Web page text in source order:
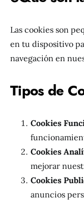
Las cookies son
en tu dispositivo
navegación en
Tipos de
Cookies
Cookies
mejorar
Cookies
anuncios